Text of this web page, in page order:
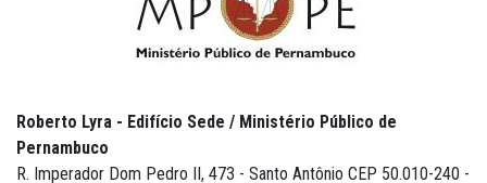
Roberto Lyra - Edifício Sede / Ministério Público de
Pernambuco
R. Imperador Dom Pedro II, 473 - Santo Antônio CEP 50.010-240 -